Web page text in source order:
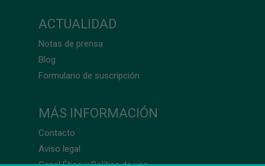
ACTUALIDAD
Notas de prensa
Blog
Formulario de suscripción
MÁS INFORMACIÓN
Contacto
Aviso legal